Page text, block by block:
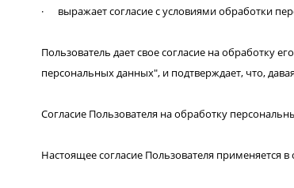
· выражает согласие с условиями обработки
Пользователь дает свое согласие на обработку
персональных данных", и подтверждает, что,
Согласие Пользователя на обработку
Настоящее согласие Пользователя применяется